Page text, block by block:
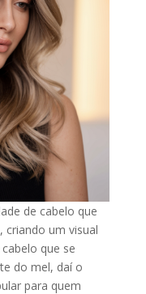
de cabelo que
criando um visual
que se
do mel, daí o
para quem